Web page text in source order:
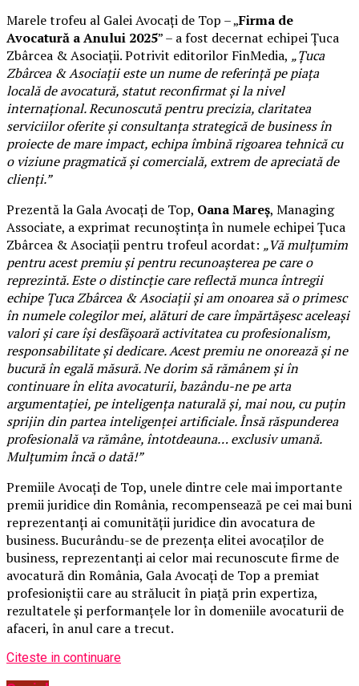
Marele trofeu al Galei Avocați de Top – „Firma de
Avocatură a Anului 2025” – a fost decernat echipei Țuca
Zbârcea & Asociații. Potrivit editorilor FinMedia, „Țuca
Zbârcea & Asociații este un nume de referință pe piața
locală de avocatură, statut reconfirmat și la nivel
internațional. Recunoscută pentru precizia, claritatea
serviciilor oferite și consultanța strategică de business în
proiecte de mare impact, echipa îmbină rigoarea tehnică cu
o viziune pragmatică și comercială, extrem de apreciată de
clienți.”
Prezentă la Gala Avocați de Top, Oana Mareș, Managing
Associate, a exprimat recunoștința în numele echipei Țuca
Zbârcea & Asociații pentru trofeul acordat: „Vă mulțumim
pentru acest premiu și pentru recunoașterea pe care o
reprezintă. Este o distincție care reflectă munca întregii
echipe Țuca Zbârcea & Asociații și am onoarea să o primesc
în numele colegilor mei, alături de care împărtășesc aceleași
valori și care își desfășoară activitatea cu profesionalism,
responsabilitate și dedicare. Acest premiu ne onorează și ne
bucură în egală măsură. Ne dorim să rămânem și în
continuare în elita avocaturii, bazându-ne pe arta
argumentației, pe inteligența naturală și, mai nou, cu puțin
sprijin din partea inteligenței artificiale. Însă răspunderea
profesională va rămâne, întotdeauna… exclusiv umană.
Mulțumim încă o dată!”
Premiile Avocați de Top, unele dintre cele mai importante
premii juridice din România, recompensează pe cei mai buni
reprezentanți ai comunității juridice din avocatura de
business. Bucurându-se de prezența elitei avocaților de
business, reprezentanți ai celor mai recunoscute firme de
avocatură din România, Gala Avocați de Top a premiat
profesioniștii care au strălucit în piață prin expertiza,
rezultatele și performanțele lor în domeniile avocaturii de
afaceri, în anul care a trecut.
Citeste in continuare